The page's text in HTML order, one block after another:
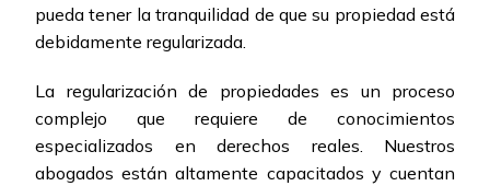
pueda tener la tranquilidad de que su propiedad está
debidamente regularizada.
La regularización de propiedades es un proceso
complejo que requiere de conocimientos
especializados en derechos reales. Nuestros
abogados están altamente capacitados y cuentan